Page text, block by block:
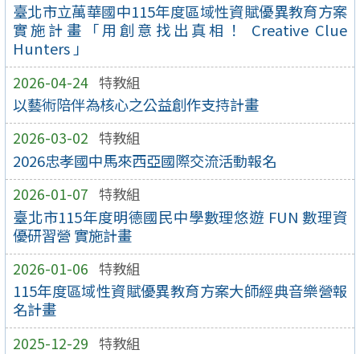
臺北市立萬華國中115年度區域性資賦優異教育方案
實施計畫「用創意找出真相！ Creative Clue
Hunters 」
2026-04-24 特教組
以藝術陪伴為核心之公益創作支持計畫
2026-03-02 特教組
2026忠孝國中馬來西亞國際交流活動報名
2026-01-07 特教組
臺北市115年度明德國民中學數理悠遊 FUN 數理資
優研習營 實施計畫
2026-01-06 特教組
115年度區域性資賦優異教育方案大師經典音樂營報
名計畫
2025-12-29 特教組